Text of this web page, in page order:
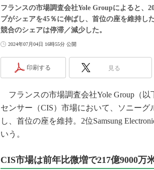
世界を「数字」で
製品分解で探るア
光伝送技術を知る
“異端児エンジニ
IHSアナリスト「
フランスの市場調査会社Yole Groupによると、
プがシェアを45％に伸ばし、首位の座を維持し
競合のシェアは停滞／減少した。
2024年07月04日 16時55分 公開
印刷する 見る
フランスの市場調査会社Yole Group（以
センサー（CIS）市場において、ソニー
し、首位の座を維持。2位Samsung
いう。
CIS市場は前年比微増で217億9000万